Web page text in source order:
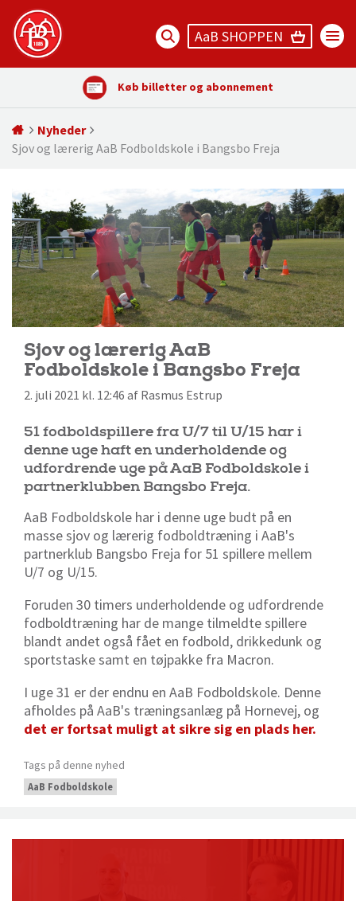
AaB SHOPPEN
Køb billetter og abonnement
Nyheder
Sjov og lærerig AaB Fodboldskole i Bangsbo Freja
Sjov og lærerig AaB
Fodboldskole i Bangsbo Freja
2. juli 2021 kl. 12:46 af Rasmus Estrup
51 fodboldspillere fra U/7 til U/15 har i
denne uge haft en underholdende og
udfordrende uge på AaB Fodboldskole i
partnerklubben Bangsbo Freja.
AaB Fodboldskole har i denne uge budt på en
masse sjov og lærerig fodboldtræning i AaB's
partnerklub Bangsbo Freja for 51 spillere mellem
U/7 og U/15.
Foruden 30 timers underholdende og udfordrende
fodboldtræning har de mange tilmeldte spillere
blandt andet også fået en fodbold, drikkedunk og
sportstaske samt en tøjpakke fra Macron.
I uge 31 er der endnu en AaB Fodboldskole. Denne
afholdes på AaB's træningsanlæg på Hornevej, og
det er fortsat muligt at sikre sig en plads her.
Tags på denne nyhed
AaB Fodboldskole